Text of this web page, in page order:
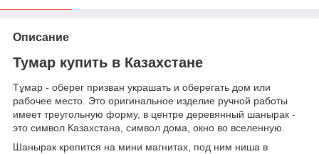
Описание
Тумар купить в Казахстане
Тұмар - оберег призван украшать и оберегать дом или
рабочее место. Это оригинальное изделие ручной работы
имеет треугольную форму, в центре деревянный шанырак -
это символ Казахстана, символ дома, окно во вселенную.
Шанырак крепится на мини магнитах, под ним ниша в